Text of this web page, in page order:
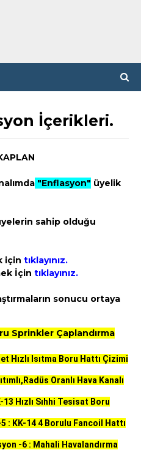
İçerikleri.
"Enflasyon" üyelik
sahip olduğu
için tıklayınız.
İçin tıklayınız.
sonucu ortaya
Sprinkler Çaplandırma
Hızlı Isıtma Boru Hattı Çizimi
Oranlı Hava Kanalı
Hızlı Sıhhi Tesisat Boru
: KK-14 4 Borulu Fancoil Hattı
-6 : Mahali Havalandırma